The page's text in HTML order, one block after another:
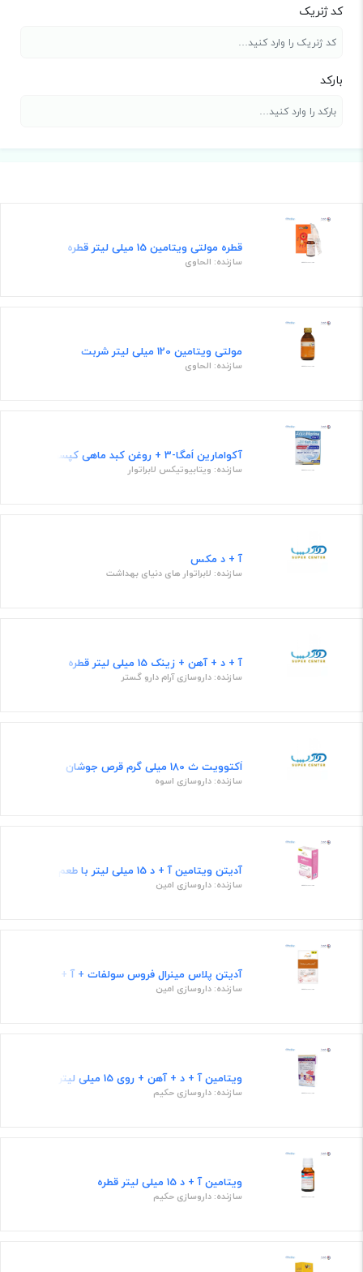
کد ژنریک
بارکد
قطره مولتی ویتامین 15 میلی لیتر قطره
سازنده: الحاوی
مولتی ویتامین 120 میلی لیتر شربت
سازنده: الحاوی
آکوامارین اُمگا-3 + روغن کبد ماهی کپسول
سازنده: ویتابیوتیکس لابراتوار
آ + د مکس
سازنده: لابراتوار های دنیای بهداشت
آ + د + آهن + زینک 15 میلی لیتر قطره
سازنده: داروسازی آرام دارو گستر
اَکتوویت ث 180 میلی گرم قرص جوشان
سازنده: داروسازی اسوه
آدیتن ویتامین آ + د 15 میلی لیتر با طعم توتی فروتی قطره
سازنده: داروسازی امین
آدیتن پلاس مینرال فروس سولفات + آ + د + زینک 15 میلی لیتر طعم توتی فروتی قطره
سازنده: داروسازی امین
ویتامین آ + د + آهن + روی 15 میلی لیتر قطره
سازنده: داروسازی حکیم
ویتامین آ + د 15 میلی لیتر قطره
سازنده: داروسازی حکیم